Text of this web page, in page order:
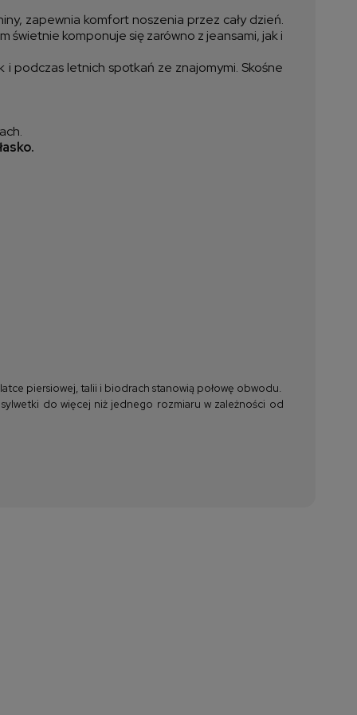
zapewnia komfort noszenia przez cały dzień.
komponuje się zarówno z jeansami, jak i
podczas letnich spotkań ze znajomymi. Skośne
piersiowej, talii i biodrach stanowią połowę obwodu.
do więcej niż jednego rozmiaru w zależności od